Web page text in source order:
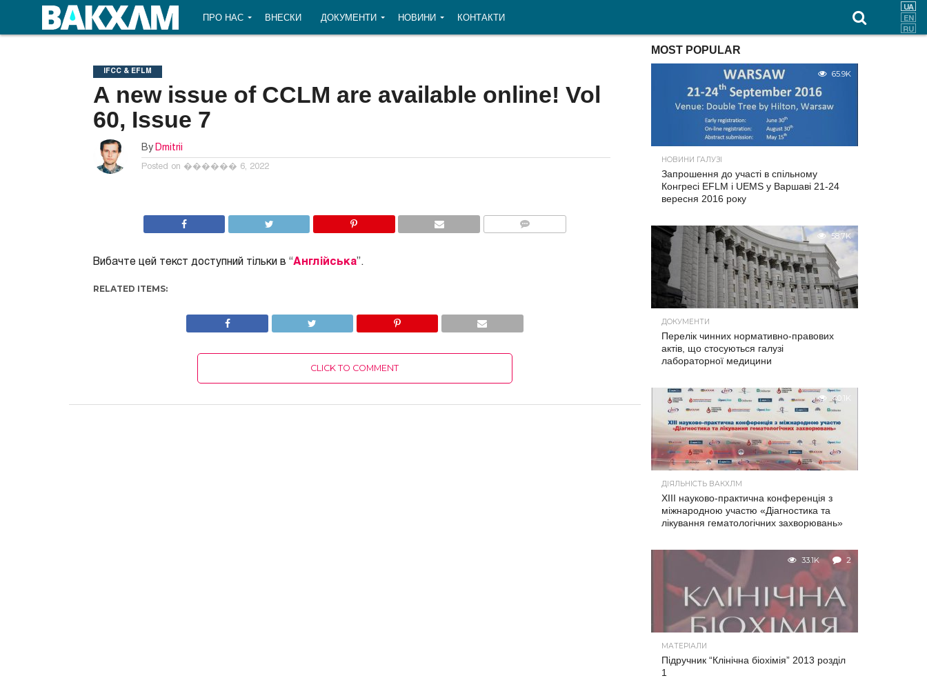
ПРО НАС ВНЕСКИ ДОКУМЕНТИ НОВИНИ КОНТАКТИ
IFCC & EFLM
A new issue of CCLM are available online! Vol
60, Issue 7
By Dmitrii
Posted on ������ 6, 2022
Вибачте цей текст доступний тільки в “Англійська”.
RELATED ITEMS:
CLICK TO COMMENT
MOST POPULAR
65.9K
НОВИНИ ГАЛУЗІ
Запрошення до участі в спільному
Конгресі EFLM і UEMS у Варшаві 21-24
вересня 2016 року
58.7K
ДОКУМЕНТИ
Перелік чинних нормативно-правових
актів, що стосуються галузі
лабораторної медицини
40.1K
ДІЯЛЬНІСТЬ ВАКХЛМ
XIII науково-практична конференція з
міжнародною участю «Діагностика та
лікування гематологічних захворювань»
33.1K 2
МАТЕРІАЛИ
Підручник “Клінічна біохімія” 2013 розділ
1